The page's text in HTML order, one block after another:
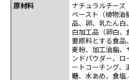
原材料
ナチュラルチーズ
ペースト（植物油
品、卵、乳たん
白加工品（卵白、
要原料とする食
麦粉、加工油脂、
ンドパウダー、
ートコーチング、
糖、水あめ、食